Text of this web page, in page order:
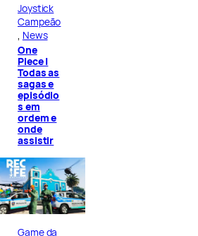
Joystick
Campeão
News
One
Piece |
Todas as
sagas e
episódio
s em
ordem e
onde
assistir
Game da